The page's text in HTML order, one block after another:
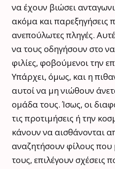
να έχουν βιώσει
ακόμα και παρεξηγήσεις
ανεπούλωτες πληγές.
να τους οδηγήσουν στο
φιλίες, φοβούμενοι την
Υπάρχει, όμως, και η
αυτοί να μη νιώθουν
ομάδα τους. Ίσως, οι
τις προτιμήσεις ή την
κάνουν να αισθάνονται
αναζητήσουν φίλους που
τους, επιλέγουν σχέσεις